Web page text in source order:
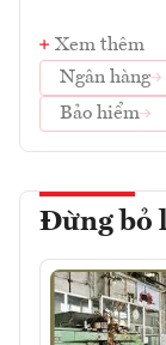
Xem thêm
Ngân hàng
Bảo hiểm
Đừng bỏ